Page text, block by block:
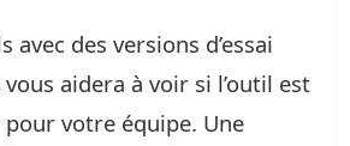
avec des versions d’essai
aidera à voir si l’outil est
votre équipe. Une